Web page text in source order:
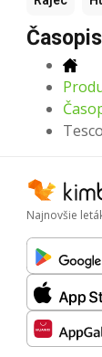
Najnovšie